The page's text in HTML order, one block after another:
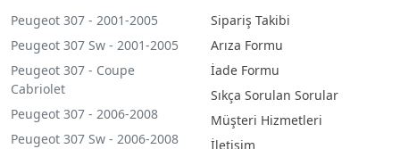
Peugeot 307 - 2001-2005
Peugeot 307 Sw - 2001-2005
Peugeot 307 - Coupe
Cabriolet
Peugeot 307 - 2006-2008
Peugeot 307 Sw - 2006-2008
Sipariş Takibi
Arıza Formu
İade Formu
Sıkça Sorulan Sorular
Müşteri Hizmetleri
İletişim